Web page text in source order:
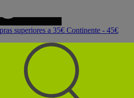
superiores a 35€ Continente - 45€